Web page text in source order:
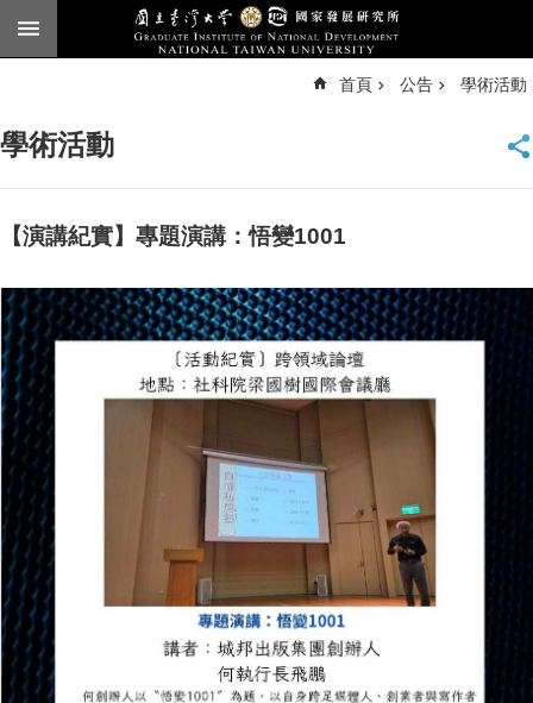
跳到主要內容區塊
臺
頁
公
告
本
所
簡
介
本
所
成
員
博
士
班
首頁 公告 學術活動
學術活動
【演講紀實】專題演講：悟變1001